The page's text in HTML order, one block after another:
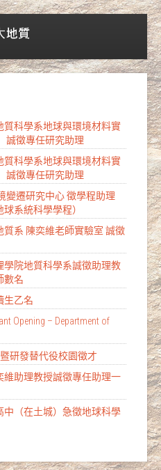
質科學系地球與環境材料實
誠徵專任研究助理
質科學系地球與環境材料實
誠徵專任研究助理
變遷研究中心 徵學程助理
球系統科學學程）
質系 陳奕維老師實驗室 誠徵
學院地質科學系誠徵助理教
數名
生乙名
Opening – Department of
暨研發替代役校園徵才
維助理教授誠徵專任助理一
中（在土城）急徵地球科學